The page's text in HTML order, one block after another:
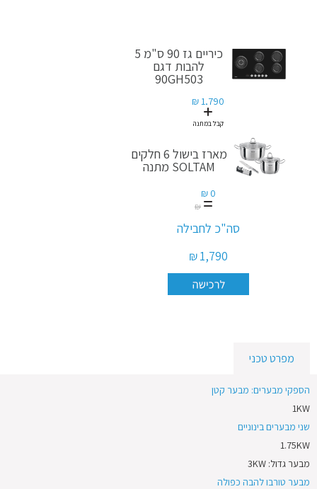
כיריים גז 90 ס"מ 5
להבות דגם
90GH503
1,790 ₪
קבל במתנה
מארז בישול 6 חלקים
SOLTAM מתנה
0 ₪
829 ₪
סה"כ לחבילה
1,790 ₪
מפרט טכני
הספקי מבערים: מבער קטן
1KW
שני מבערים בינוניים
1.75KW
מבער גדול: 3KW
מבער טורבו להבה כפולה